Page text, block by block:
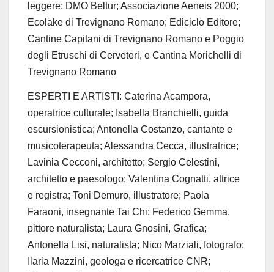
leggere; DMO Beltur; AssociazioneAeneis 2000;
Ecolake di Trevignano Romano; Ediciclo Editore;
Cantine Capitani di Trevignano Romano e Poggio
degli Etruschi di Cerveteri, e Cantina Morichelli di
Trevignano Romano
ESPERTI E ARTISTI: Caterina Acampora,
operatrice culturale; Isabella Branchielli, guida
escursionistica; Antonella Costanzo, cantante e
musicoterapeuta; Alessandra Cecca, illustratrice;
Lavinia Cecconi, architetto; Sergio Celestini,
architetto e paesologo; Valentina Cognatti, attrice
e registra; Toni Demuro, illustratore; Paola
Faraoni, insegnante Tai Chi; Federico Gemma,
pittore naturalista; Laura Gnosini, Grafica;
Antonella Lisi, naturalista; Nico Marziali, fotografo;
Ilaria Mazzini, geologa e ricercatrice CNR;